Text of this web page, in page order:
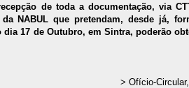
de toda a documentação, via
NABUL que pretendam, desde já,
dia 17 de Outubro, em Sintra, poderão
> Ofício-